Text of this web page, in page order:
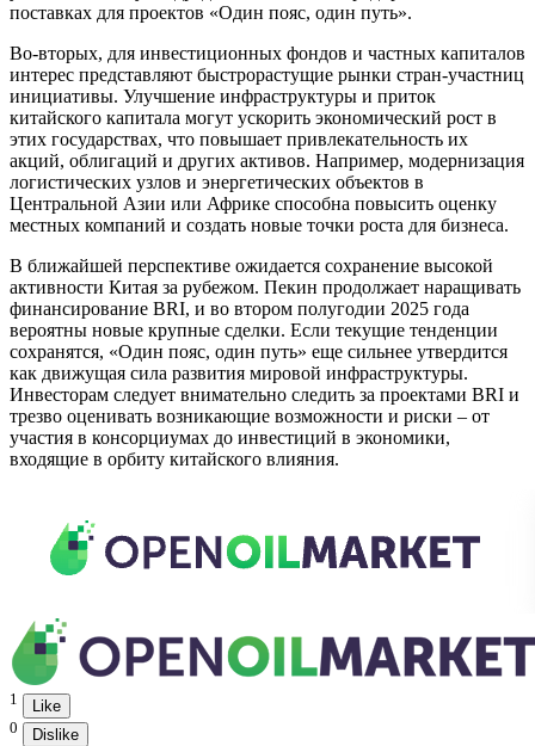
поставках для проектов «Один пояс, один путь».
Во-вторых, для инвестиционных фондов и частных капиталов
интерес представляют быстрорастущие рынки стран-участниц
инициативы. Улучшение инфраструктуры и приток
китайского капитала могут ускорить экономический рост в
этих государствах, что повышает привлекательность их
акций, облигаций и других активов. Например, модернизация
логистических узлов и энергетических объектов в
Центральной Азии или Африке способна повысить оценку
местных компаний и создать новые точки роста для бизнеса.
В ближайшей перспективе ожидается сохранение высокой
активности Китая за рубежом. Пекин продолжает наращивать
финансирование BRI, и во втором полугодии 2025 года
вероятны новые крупные сделки. Если текущие тенденции
сохранятся, «Один пояс, один путь» еще сильнее утвердится
как движущая сила развития мировой инфраструктуры.
Инвесторам следует внимательно следить за проектами BRI и
трезво оценивать возникающие возможности и риски – от
участия в консорциумах до инвестиций в экономики,
входящие в орбиту китайского влияния.
1
Like
0
Dislike